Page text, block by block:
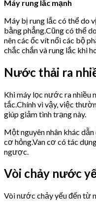
Máy rung lắc mạnh
Máy bị rung lắc có thể do
bằng phẳng.Cũng có thể
nên các ốc vít nối các bộ
chắc chắn và rung lắc khi
Nước thải ra
Khi máy lọc nước ra nhiều
tắc.Chính vì vậy, việc
giúp giảm tình trạng này.
Một nguyên nhân khác
cơ hỏng.Van cơ có tác
ngược.
Vòi chảy nước
Vòi nước chảy yếu đến từ